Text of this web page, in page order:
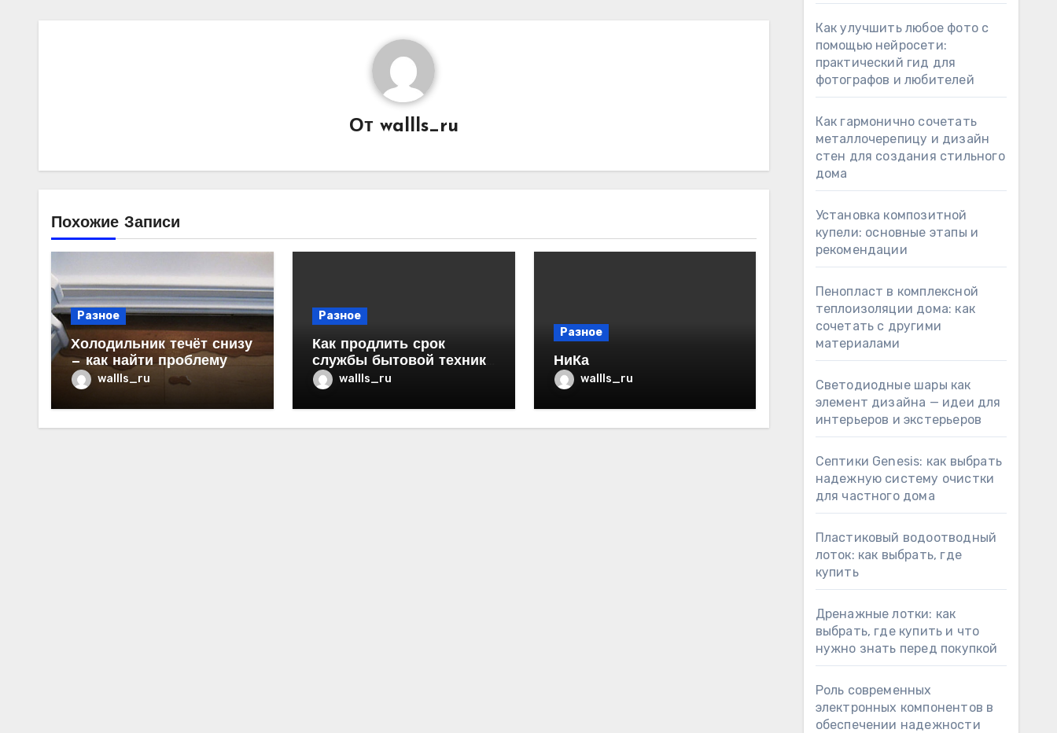
От wallls_ru
Похожие Записи
Разное
Холодильник течёт снизу
— как найти проблему
wallls_ru
Разное
Как продлить срок
службы бытовой техники
в квартире
wallls_ru
Разное
НиКа
wallls_ru
Как улучшить любое фото с
помощью нейросети:
практический гид для
фотографов и любителей
Как гармонично сочетать
металлочерепицу и дизайн
стен для создания стильного
дома
Установка композитной
купели: основные этапы и
рекомендации
Пенопласт в комплексной
теплоизоляции дома: как
сочетать с другими
материалами
Светодиодные шары как
элемент дизайна — идеи для
интерьеров и экстерьеров
Септики Genesis: как выбрать
надежную систему очистки
для частного дома
Пластиковый водоотводный
лоток: как выбрать, где
купить
Дренажные лотки: как
выбрать, где купить и что
нужно знать перед покупкой
Роль современных
электронных компонентов в
обеспечении надежности